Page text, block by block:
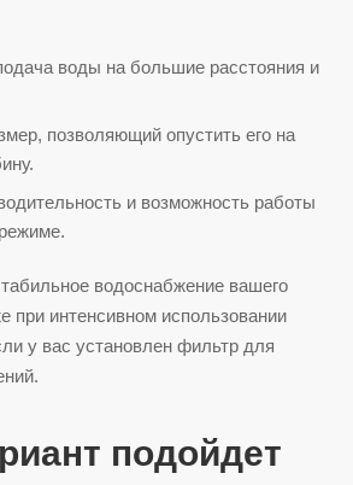
воды на большие расстояния и
позволяющий опустить его на
и возможность работы
водоснабжение вашего
при интенсивном использовании
у вас установлен фильтр для
подойдет